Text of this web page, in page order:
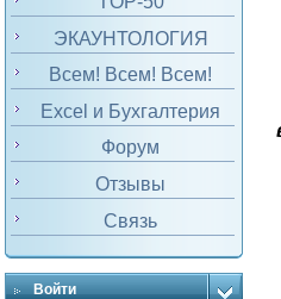
ЭКАУНТОЛОГИЯ
Всем! Всем! Всем!
Excel и Бухгалтерия
Форум
Отзывы
Связь
Войти